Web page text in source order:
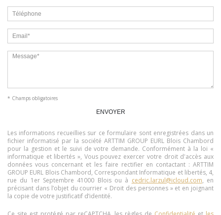
* Champs obligatoires
Les informations recueillies sur ce formulaire sont enregistrées dans un
fichier informatisé par la société ARTTIM GROUP EURL Blois Chambord
pour la gestion et le suivi de votre demande. Conformément à la loi «
informatique et libertés », Vous pouvez exercer votre droit d'accès aux
données vous concernant et les faire rectifier en contactant : ARTTIM
GROUP EURL Blois Chambord, Correspondant Informatique et libertés, 4,
rue du 1er Septembre 41000 Bloisou à cedric.larzul@icloud.com, en
précisant dans l’objet du courrier « Droit des personnes » et en joignant
la copie de votre justificatif d’identité.